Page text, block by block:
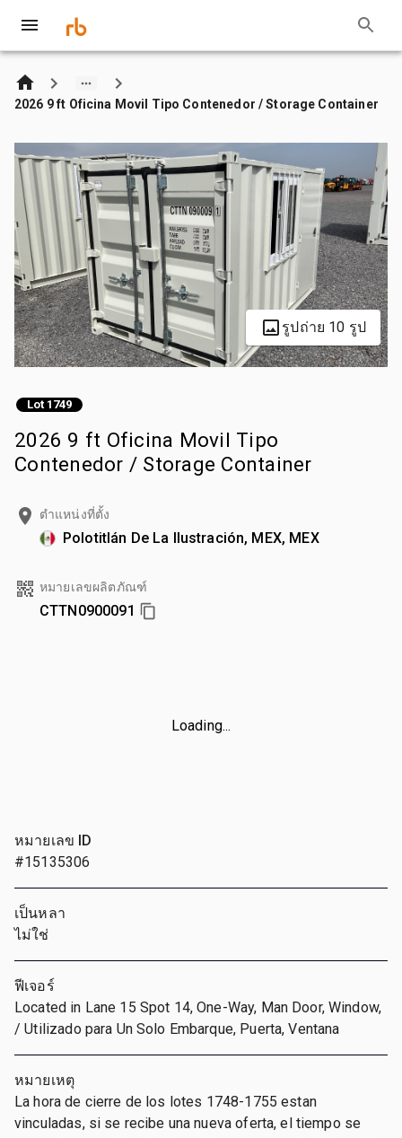
2026 9 ft Oficina Movil Tipo Contenedor / Storage Container
รูปถ่าย 10 รูป
Lot 1749
2026 9 ft Oficina Movil Tipo
Contenedor / Storage Container
ตำแหน่งที่ตั้ง
Polotitlán De La Ilustración, MEX, MEX
หมายเลขผลิตภัณฑ์
CTTN0900091
Loading...
หมายเลข ID
#15135306
เป็นหลา
ไม่ใช่
ฟีเจอร์
Located in Lane 15 Spot 14, One-Way, Man Door, Window,
/ Utilizado para Un Solo Embarque, Puerta, Ventana
หมายเหตุ
La hora de cierre de los lotes 1748-1755 estan
vinculadas, si se recibe una nueva oferta, el tiempo se